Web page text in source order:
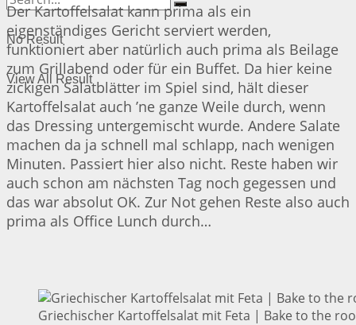
No Result
View All Result
Der Kartoffelsalat kann prima als ein
eigenständiges Gericht serviert werden,
funktioniert aber natürlich auch prima als Beilage
zum Grillabend oder für ein Buffet. Da hier keine
zickigen Salatblätter im Spiel sind, hält dieser
Kartoffelsalat auch ’ne ganze Weile durch, wenn
das Dressing untergemischt wurde. Andere Salate
machen da ja schnell mal schlapp, nach wenigen
Minuten. Passiert hier also nicht. Reste haben wir
auch schon am nächsten Tag noch gegessen und
das war absolut OK. Zur Not gehen Reste also auch
prima als Office Lunch durch…
Griechischer Kartoffelsalat mit Feta | Bake to the